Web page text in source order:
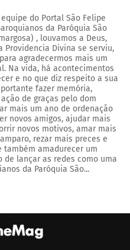
do Portal São Felipe
da Paróquia São
, louvamos a Deus,
Providencia Divina se serviu,
agradecermos mais um
Na vida, há acontecimentos
e no que diz respeito a sua
fazer memória,
de graças pelo dom
mais um ano de ordenação
novos amigos, ajudar mais
novos motivos, amar mais
rezar mais preces e
também amadurecer um
de lançar as redes como uma
da Paróquia São...